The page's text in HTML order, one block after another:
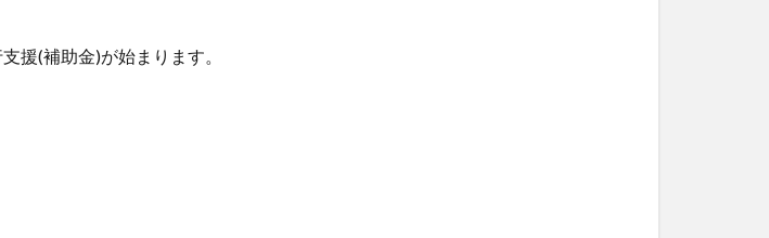
援(補助金)が始まります。